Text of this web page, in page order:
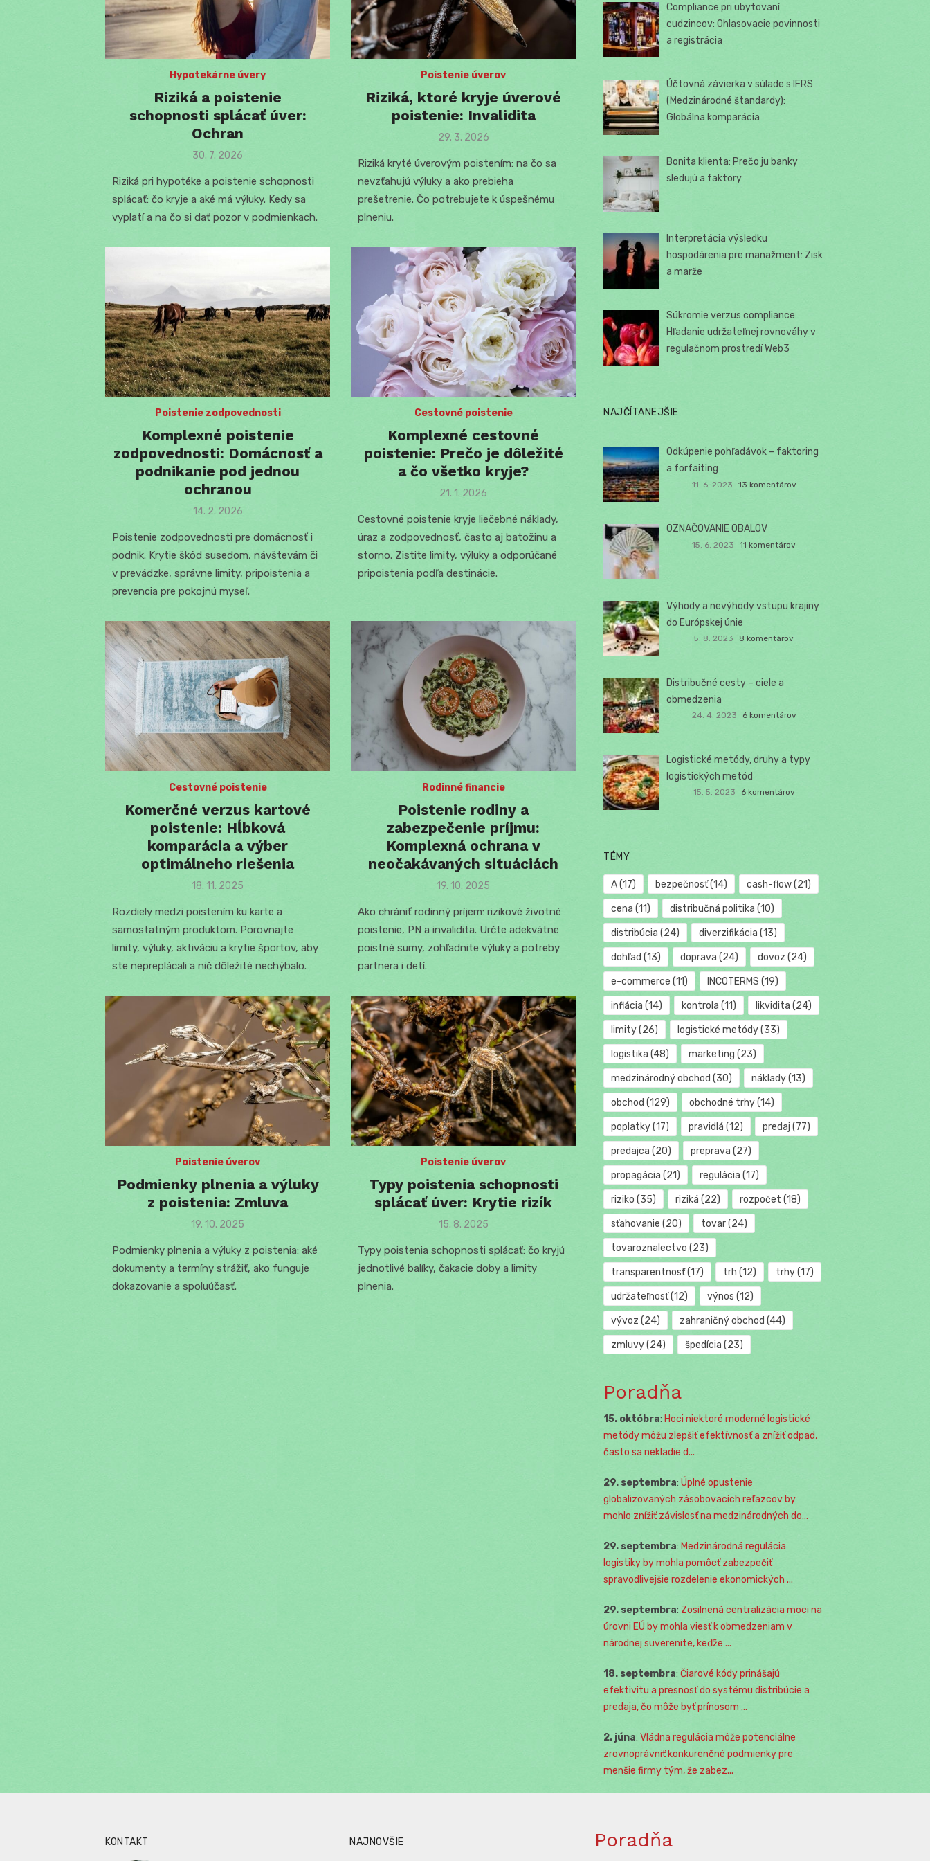
Hypotekárne úvery
Riziká a poistenie
schopnosti splácať úver:
Ochran
Posted
30. 7. 2026
Riziká pri hypotéke a poistenie schopnosti
splácať: čo kryje a aké má výluky. Kedy sa
vyplatí a na čo si dať pozor v podmienkach.
Poistenie úverov
Riziká, ktoré kryje úverové
poistenie: Invalidita
Posted
29. 3. 2026
Riziká kryté úverovým poistením: na čo sa
nevzťahujú výluky a ako prebieha
prešetrenie. Čo potrebujete k úspešnému
plneniu.
Poistenie zodpovednosti
Komplexné poistenie
zodpovednosti: Domácnosť a
podnikanie pod jednou
ochranou
Posted
14. 2. 2026
Poistenie zodpovednosti pre domácnosť i
podnik. Krytie škôd susedom, návštevám či
v prevádzke, správne limity, pripoistenia a
prevencia pre pokojnú myseľ.
Cestovné poistenie
Komplexné cestovné
poistenie: Prečo je dôležité
a čo všetko kryje?
Posted
21. 1. 2026
Cestovné poistenie kryje liečebné náklady,
úraz a zodpovednosť, často aj batožinu a
storno. Zistite limity, výluky a odporúčané
pripoistenia podľa destinácie.
Cestovné poistenie
Komerčné verzus kartové
poistenie: Hĺbková
komparácia a výber
optimálneho riešenia
Posted
18. 11. 2025
Rozdiely medzi poistením ku karte a
samostatným produktom. Porovnajte
limity, výluky, aktiváciu a krytie športov, aby
ste nepreplácali a nič dôležité nechýbalo.
Rodinné financie
Poistenie rodiny a
zabezpečenie príjmu:
Komplexná ochrana v
neočakávaných situáciách
Posted
19. 10. 2025
Ako chrániť rodinný príjem: rizikové životné
poistenie, PN a invalidita. Určte adekvátne
poistné sumy, zohľadnite výluky a potreby
partnera i detí.
Poistenie úverov
Podmienky plnenia a výluky
z poistenia: Zmluva
Posted
19. 10. 2025
Podmienky plnenia a výluky z poistenia: aké
dokumenty a termíny strážiť, ako funguje
dokazovanie a spoluúčasť.
Poistenie úverov
Typy poistenia schopnosti
splácať úver: Krytie rizík
Posted
15. 8. 2025
Typy poistenia schopnosti splácať: čo kryjú
jednotlivé balíky, čakacie doby a limity
plnenia.
Compliance pri ubytovaní
cudzincov: Ohlasovacie povinnosti
a registrácia
Účtovná závierka v súlade s IFRS
(Medzinárodné štandardy):
Globálna komparácia
Bonita klienta: Prečo ju banky
sledujú a faktory
Interpretácia výsledku
hospodárenia pre manažment: Zisk
a marže
Súkromie verzus compliance:
Hľadanie udržateľnej rovnováhy v
regulačnom prostredí Web3
NAJČÍTANEJŠIE
Odkúpenie pohľadávok – faktoring
a forfaiting
11. 6. 2023 13 komentárov
OZNAČOVANIE OBALOV
15. 6. 2023 11 komentárov
Výhody a nevýhody vstupu krajiny
do Európskej únie
5. 8. 2023 8 komentárov
Distribučné cesty – ciele a
obmedzenia
24. 4. 2023 6 komentárov
Logistické metódy, druhy a typy
logistických metód
15. 5. 2023 6 komentárov
TÉMY
A(17) bezpečnosť(14) cash-flow(21)
cena (11) distribučná politika (10)
distribúcia (24) diverzifikácia (13)
dohľad (13) doprava (24) dovoz (24)
e-commerce (11) INCOTERMS (19)
inflácia (14) kontrola (11) likvidita (24)
limity(26) logistické metódy(33)
logistika (48) marketing (23)
medzinárodný obchod (30) náklady(13)
obchod (129) obchodné trhy(14)
poplatky(17) pravidlá (12) predaj (77)
predajca (20) preprava (27)
propagácia (21) regulácia (17)
riziko (35) riziká (22) rozpočet (18)
sťahovanie (20) tovar(24)
tovaroznalectvo (23)
transparentnosť(17) trh (12) trhy(17)
udržateľnosť(12) výnos (12)
vývoz (24) zahraničný obchod (44)
zmluvy(24) špedícia (23)
Poradňa
15. októbra: Hoci niektoré moderné logistické
metódy môžu zlepšiť efektívnosť a znížiť odpad,
často sa nekladie d...
29. septembra: Úplné opustenie
globalizovaných zásobovacích reťazcov by
mohlo znížiť závislosť na medzinárodných do...
29. septembra: Medzinárodná regulácia
logistiky by mohla pomôcť zabezpečiť
spravodlivejšie rozdelenie ekonomických ...
29. septembra: Zosilnená centralizácia moci na
úrovni EÚ by mohla viesť k obmedzeniam v
národnej suverenite, keďže ...
18. septembra: Čiarové kódy prinášajú
efektivitu a presnosť do systému distribúcie a
predaja, čo môže byť prínosom ...
2. júna: Vládna regulácia môže potenciálne
zrovnoprávniť konkurenčné podmienky pre
menšie firmy tým, že zabez...
KONTAKT NAJNOVŠIE Poradňa